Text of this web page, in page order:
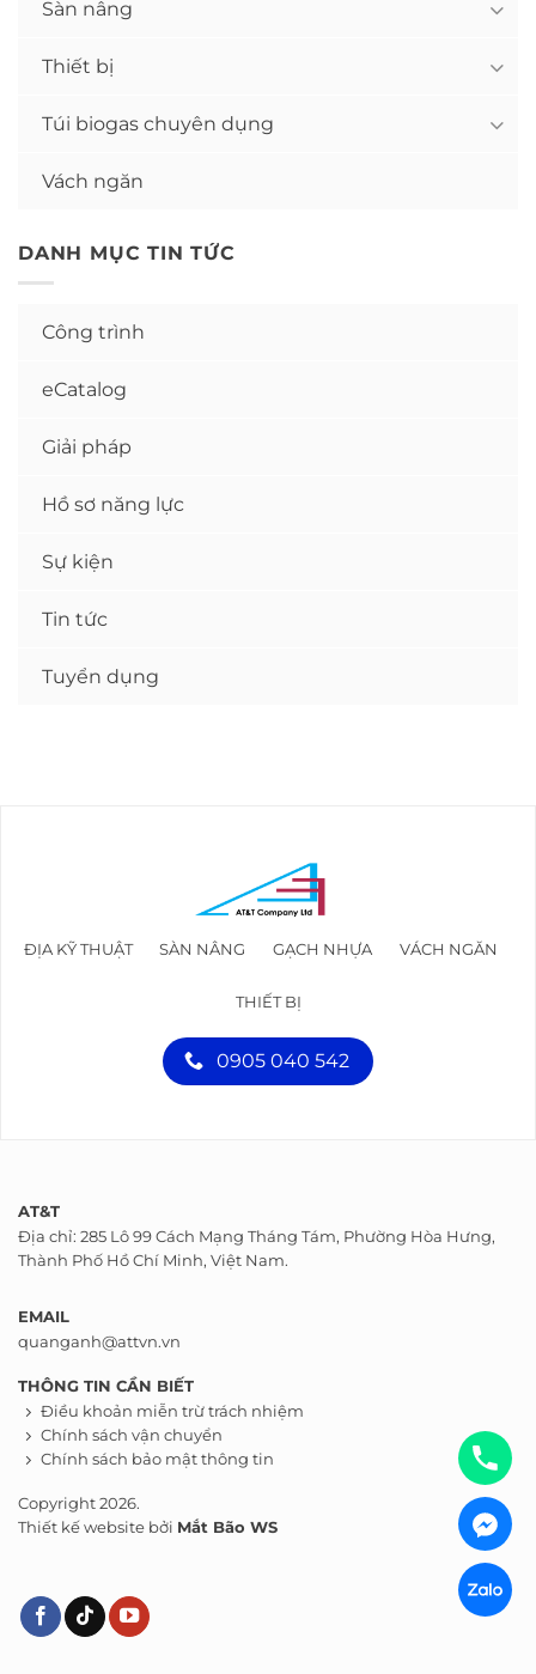
Sàn nâng
Thiết bị
Túi biogas chuyên dụng
Vách ngăn
DANH MỤC TIN TỨC
Công trình
eCatalog
Giải pháp
Hồ sơ năng lực
Sự kiện
Tin tức
Tuyển dụng
ĐỊA KỸ THUẬT SÀN NÂNG GẠCH NHỰA VÁCH NGĂN
THIẾT BỊ
0905 040 542
AT&T
Địa chỉ: 285 Lô 99 Cách Mạng Tháng Tám, Phường Hòa Hưng,
Thành Phố Hồ Chí Minh, Việt Nam.
EMAIL
quanganh@attvn.vn
THÔNG TIN CẦN BIẾT
Điều khoản miễn trừ trách nhiệm
Chính sách vận chuyển
Chính sách bảo mật thông tin
Copyright 2026.
Thiết kế website bởi Mắt Bão WS